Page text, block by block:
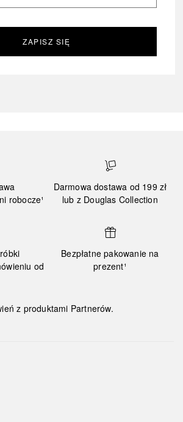
ZAPISZ SIĘ
robocze¹
Darmowa dostawa od 199 zł
lub z Douglas Collection
od
Bezpłatne pakowanie na
prezent¹
z produktami Partnerów.